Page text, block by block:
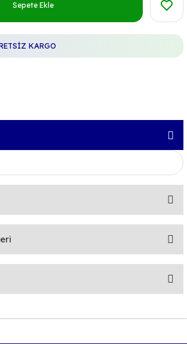
Sepete Ekle
KARGO
ürüne ilk yorumu siz yapın!